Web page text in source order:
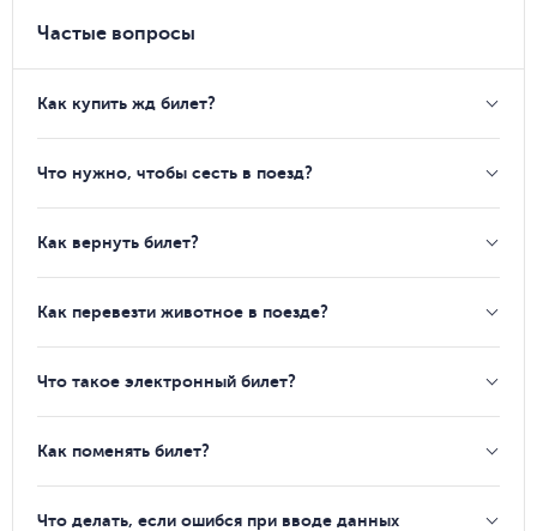
Частые вопросы
Как купить жд билет?
Что нужно, чтобы сесть в поезд?
Как вернуть билет?
Как перевезти животное в поезде?
Что такое электронный билет?
Как поменять билет?
Что делать, если ошибся при вводе данных